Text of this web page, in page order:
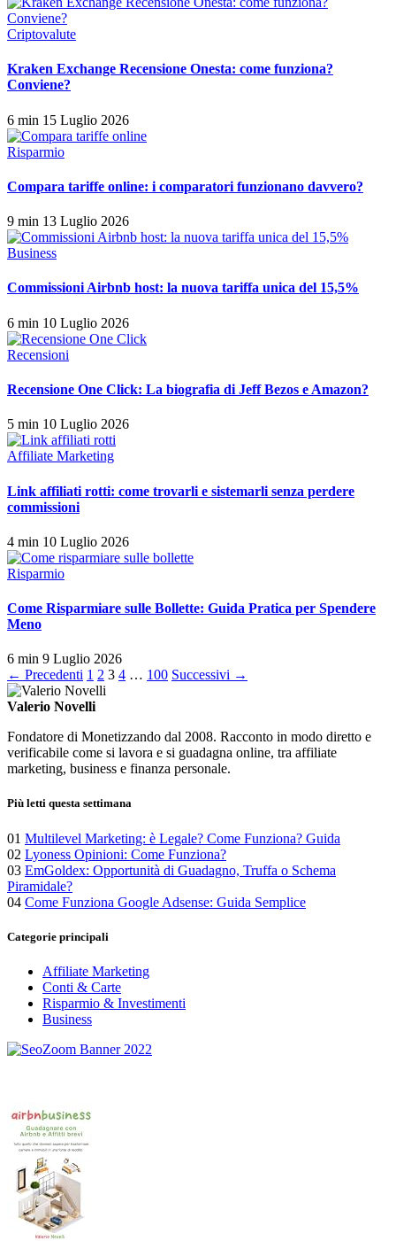
Criptovalute
Kraken Exchange Recensione Onesta: come funziona?
Conviene?
6 min 15 Luglio 2026
Risparmio
Compara tariffe online: i comparatori funzionano davvero?
9 min 13 Luglio 2026
Business
Commissioni Airbnb host: la nuova tariffa unica del 15,5%
6 min 10 Luglio 2026
Recensioni
Recensione One Click: La biografia di Jeff Bezos e Amazon?
5 min 10 Luglio 2026
Affiliate Marketing
Link affiliati rotti: come trovarli e sistemarli senza perdere
commissioni
4 min 10 Luglio 2026
Risparmio
Come Risparmiare sulle Bollette: Guida Pratica per Spendere
Meno
6 min 9 Luglio 2026
Paginazione
degli
articoli
← Precedenti 1 2 3 4 … 100 Successivi →
Valerio Novelli
Fondatore di Monetizzando dal 2008. Racconto in modo diretto e
verificabile come si lavora e si guadagna online, tra affiliate
marketing, business e finanza personale.
Più letti questa settimana
01 Multilevel Marketing: è Legale? Come Funziona? Guida
02 Lyoness Opinioni: Come Funziona?
03 EmGoldex: Opportunità di Guadagno, Truffa o Schema
Piramidale?
04 Come Funziona Google Adsense: Guida Semplice
Categorie principali
Affiliate Marketing
Conti & Carte
Risparmio & Investimenti
Business